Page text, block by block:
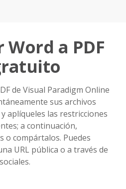
a PDF
de Visual Paradigm Online
sus archivos
aplíqueles las restricciones
a continuación,
o compártalos. Puedes
URL pública o a través de